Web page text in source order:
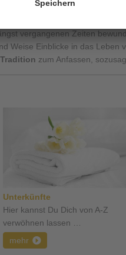
, die nach mühevollen
vergangenen Zeiten
Weise Einblicke in das Leben
zum Anfassen,
Unterkünfte
Hier kannst Du Dich von A-Z
verwöhnen lassen …
mehr